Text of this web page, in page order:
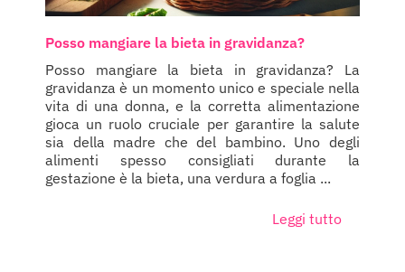
Posso mangiare la bieta in gravidanza?
Posso mangiare la bieta in gravidanza? La
gravidanza è un momento unico e speciale nella
vita di una donna, e la corretta alimentazione
gioca un ruolo cruciale per garantire la salute
sia della madre che del bambino. Uno degli
alimenti spesso consigliati durante la
gestazione è la bieta, una verdura a foglia ...
Leggi tutto